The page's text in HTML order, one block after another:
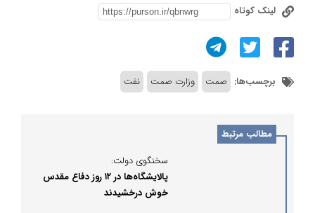
لینک کوتاه
برچسب‌ها: صمت وزارت صمت نفت
مطالب مرتبط
سخنگوی دولت:
پالایشگاه‌ها در ۱۲ روز دفاع مقدس
خوش درخشیدند